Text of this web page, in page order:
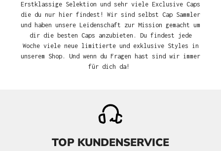
Erstklassige Selektion und sehr viele Exclusive Caps
die du nur hier findest! Wir sind selbst Cap Sammler
und haben unsere Leidenschaft zur Mission gemacht um
dir die besten Caps anzubieten. Du findest jede
Woche viele neue limitierte und exklusive Styles in
unserem Shop. Und wenn du Fragen hast sind wir immer
für dich da!
TOP KUNDENSERVICE